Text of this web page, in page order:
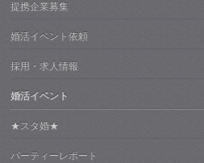
提携企業募集
婚活イベント依頼
採用・求人情報
婚活イベント
★スタ婚★
パーティーレポート